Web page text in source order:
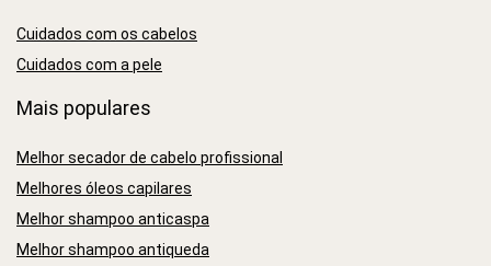
Cuidados com os cabelos
Cuidados com a pele
Mais populares
Melhor secador de cabelo profissional
Melhores óleos capilares
Melhor shampoo anticaspa
Melhor shampoo antiqueda